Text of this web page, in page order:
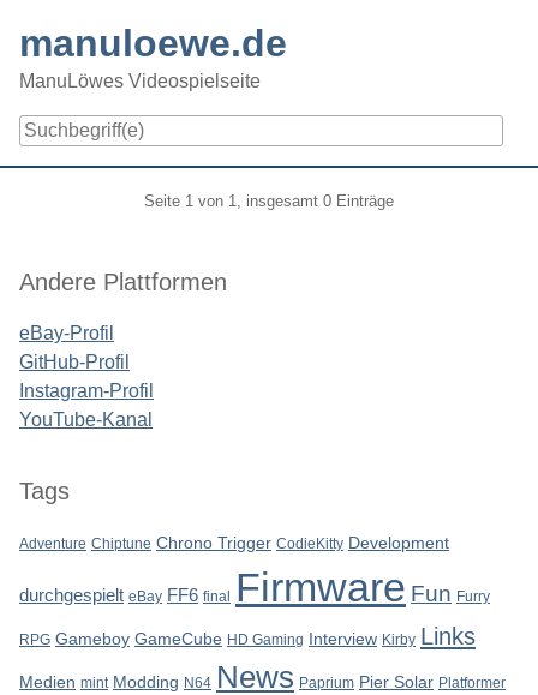
content
manuloewe.de
ManuLöwes Videospielseite
Seite 1 von 1, insgesamt 0 Einträge
Seitenleiste
Andere Plattformen
eBay-Profil
GitHub-Profil
Instagram-Profil
YouTube-Kanal
Tags
Adventure Chiptune Chrono Trigger CodieKitty Development
durchgespielt eBay FF6 final Firmware Fun Furry
RPG Gameboy GameCube HD Gaming Interview Kirby Links
Medien mint Modding N64 News Paprium Pier Solar Platformer